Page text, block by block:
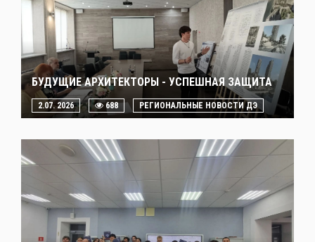
БУДУЩИЕ АРХИТЕКТОРЫ - УСПЕШНАЯ ЗАЩИТА
2.07. 2026 688 РЕГИОНАЛЬНЫЕ НОВОСТИ ДЭ